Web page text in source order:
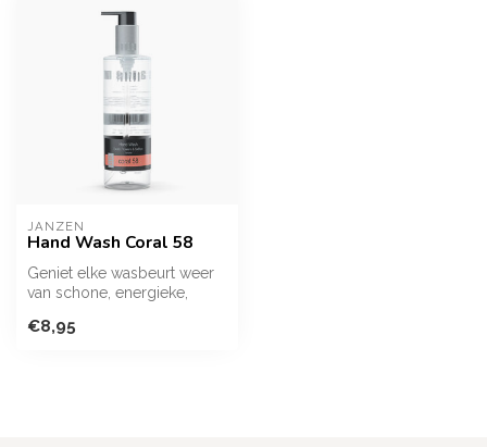
JANZEN
Hand Wash Coral 58
Geniet elke wasbeurt weer
van schone, energieke,
met de...
€8,95